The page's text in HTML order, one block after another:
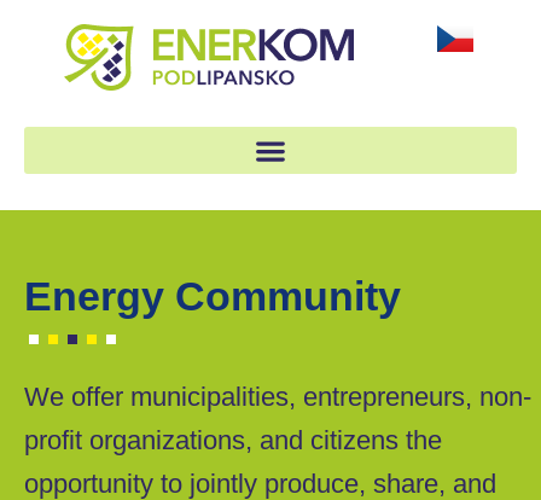
Energy Community
We offer municipalities, entrepreneurs, non-
profit organizations, and citizens the
opportunity to jointly produce, share, and